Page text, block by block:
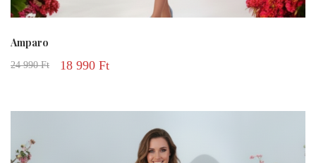
Amparo
24 990Ft 18 990 Ft